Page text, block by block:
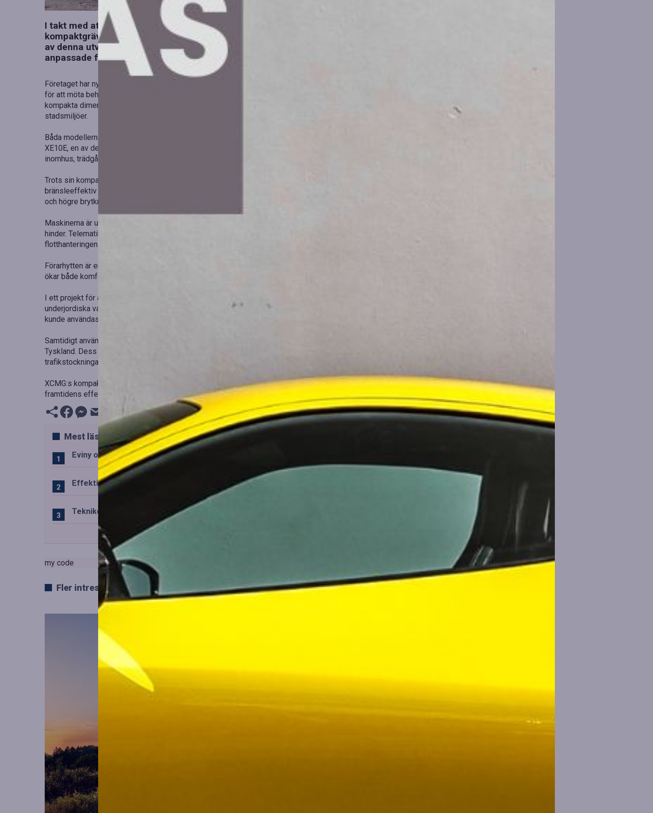
I takt med att städerna växer och arbetskraften minskar, blir
kompaktgrävmaskiner allt viktigare i byggbranschen. XCMG ligger i framkant
av denna utveckling och erbjuder intelligenta, högpresterande maskiner
anpassade för trånga utrymmen och hållbara metoder.
Företaget har nyligen lanserat två nya kompaktgrävmaskiner, XE10E (1,0 ton) och XE27E (2,7 ton),
för att möta behoven inom stadsbyggande i Frankrike och Tyskland. Dessa maskiner kombinerar
kompakta dimensioner med kraftfull prestanda, vilket gör dem perfekta för användning i trånga
stadsmiljöer.
Båda modellerna är designade för att erbjuda exakt kontroll och effektivitet i begränsade områden.
XE10E, en av de minsta, har en bredd på endast 0,75 meter. Detta gör den idealisk för rivning
inomhus, trädgårdsarbete och arbeten i smala gränder.
Trots sin kompakthet erbjuder den även pålitlig grävprestanda och smidig hydraulik, driven av en
bränsleeffektiv dieselmotor som uppfyller EU:s steg V-utsläppsnormer. XE27E ger längre räckvidd
och högre brytkraft för mer krävande uppgifter som schaktning och grundläggning.
Maskinerna är utrustade med korta baksvängningar, vilket möjliggör säker och flexibel drift nära
hinder. Telematiksystemet ger realtidsövervakning av motorstatus och underhåll, vilket förbättrar
flotthanteringen. Dessutom gör den låga ljudnivån dem lämpliga för bostadsområden.
Förarhytten är ergonomiskt designad och det finns snabbkopplingssystem för olika redskap, vilket
ökar både komfort och säkerhet. Verkliga tillämpningar demonstrerar deras fördelar.
I ett projekt för allmännyttiga tjänster i Nîmes, Frankrike, användes XE10E för att byta ut
underjordiska vattenledningar. Dess kompakta storlek möjliggjorde åtkomst där större maskiner inte
kunde användas, vilket minimerade störningar och snabba upp projektets avslut med 20 %.
Samtidigt användes XE27E för att byta avloppsledningar i ett tätbefolkat område i Glückstadt,
Tyskland. Dess starka grävprestanda och korta baksväng möjliggjorde säker drift och undvek
trafikstockningar.
XCMG:s kompaktgrävmaskiner, utrustade med smart teknik och beprövad fältprestanda, bidrar till
framtidens effektiva och hållbara stadsbyggande.
Mest lästa
Eviny och Statkraft förenar snabbladdningstjänster i Norden
Effektiv drift av trafiktekniska system i Sverige
Teknikens roll i den svenska spelupplevelsen
my code
Fler intressanta artiklar